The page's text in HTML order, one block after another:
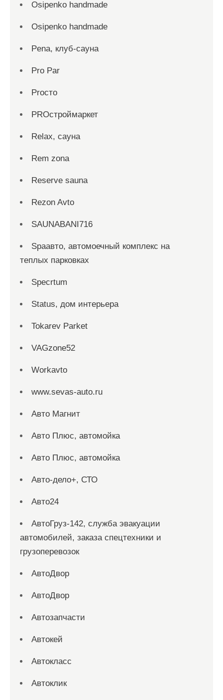
Osipenko handmade
Osipenko handmade
Pena, клуб-сауна
Pro Par
Proсто
PROстроймаркет
Relax, сауна
Rem zona
Reserve sauna
Rezon Avto
SAUNABANI716
Spaавто, автомоечный комплекс на
теплых парковках
Specrtum
Status, дом интерьера
Tokarev Parket
VAGzone52
Workavto
www.sevas-auto.ru
Авто Магнит
Авто Плюс, автомойка
Авто Плюс, автомойка
Авто-дело+, СТО
Авто24
АвтоГруз-142, служба эвакуации
автомобилей, заказа спецтехники и
грузоперевозок
АвтоДвор
АвтоДвор
Автозапчасти
Автокей
Автокласс
Автоклик